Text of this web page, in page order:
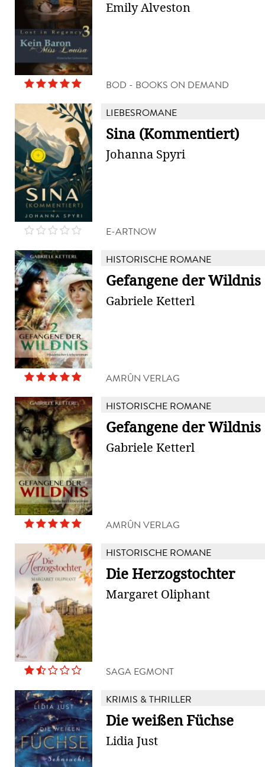
Emily Alveston
BOD - BOOKS ON DEMAND
LIEBESROMANE
Sina (Kommentiert)
Johanna Spyri
E-ARTNOW
HISTORISCHE ROMANE
Gefangene der Wildnis
Gabriele Ketterl
AMRÛN VERLAG
HISTORISCHE ROMANE
Gefangene der Wildnis
Gabriele Ketterl
AMRÛN VERLAG
HISTORISCHE ROMANE
Die Herzogstochter
Margaret Oliphant
SAGA EGMONT
KRIMIS & THRILLER
Die weißen Füchse
Lidia Just